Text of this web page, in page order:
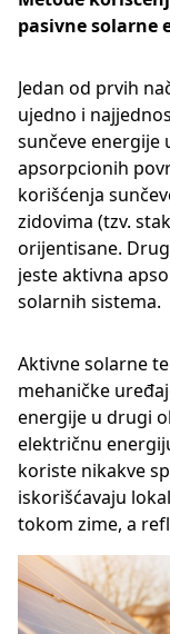
pasivne solarne
Jedan od prvih
ujedno i
sunčeve
apsorpcionih
korišćenja
zidovima (tzv.
orijentisane.
jeste aktivna
solarnih sistema.
Aktivne solarne
mehaničke
energije u drugi
električnu
koriste nikakve
iskorišćavaju
tokom zime, a